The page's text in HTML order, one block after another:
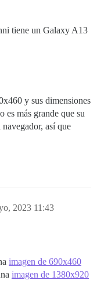
tiene un Galaxy A13
y sus dimensiones
es más grande que su
así que
2023 11:43
imagen de 690x460
imagen de 1380x920